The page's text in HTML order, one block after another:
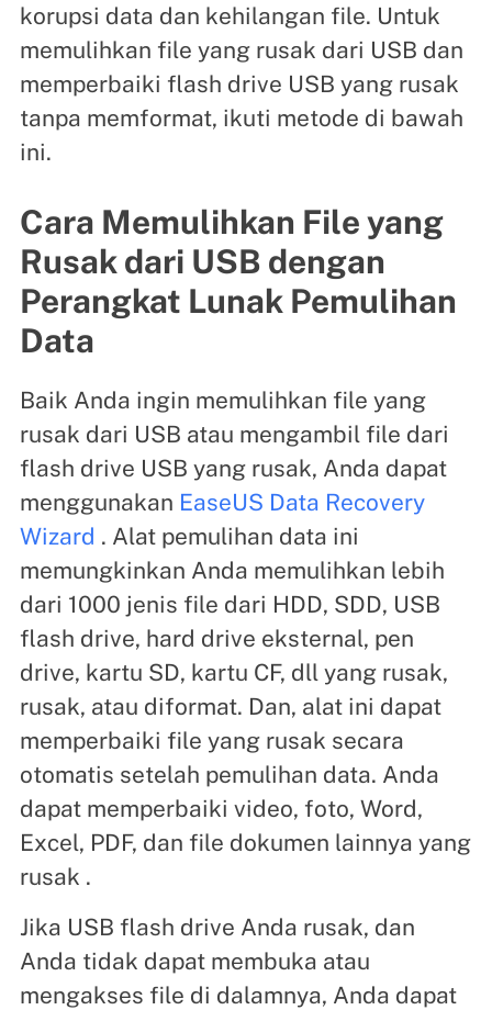
korupsi data dan kehilangan file. Untuk
memulihkan file yang rusak dari USB dan
memperbaiki flash drive USB yang rusak
tanpa memformat, ikuti metode di bawah
ini.
Cara Memulihkan File yang
Rusak dari USB dengan
Perangkat Lunak Pemulihan
Data
Baik Anda ingin memulihkan file yang
rusak dari USB atau mengambil file dari
flash drive USB yang rusak, Anda dapat
menggunakan EaseUS Data Recovery
Wizard . Alat pemulihan data ini
memungkinkan Anda memulihkan lebih
dari 1000 jenis file dari HDD, SDD, USB
flash drive, hard drive eksternal, pen
drive, kartu SD, kartu CF, dll yang rusak,
rusak, atau diformat. Dan, alat ini dapat
memperbaiki file yang rusak secara
otomatis setelah pemulihan data. Anda
dapat memperbaiki video, foto, Word,
Excel, PDF, dan file dokumen lainnya yang
rusak .
Jika USB flash drive Anda rusak, dan
Anda tidak dapat membuka atau
mengakses file di dalamnya, Anda dapat